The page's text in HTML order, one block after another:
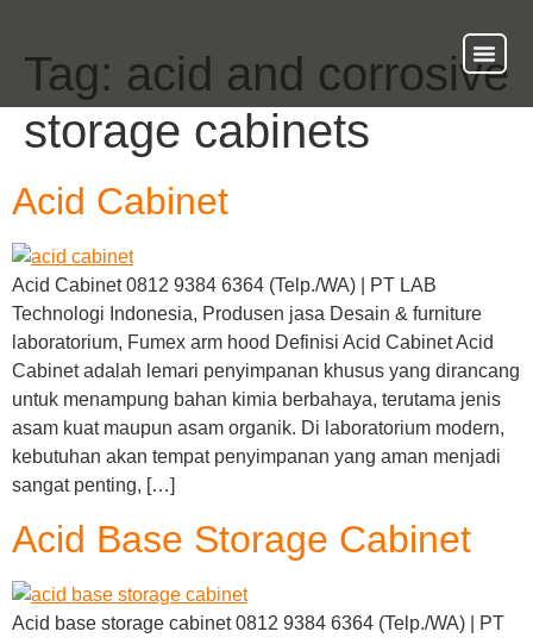
Tag: acid and corrosive
storage cabinets
Acid Cabinet
Acid Cabinet 0812 9384 6364 (Telp./WA) | PT LAB
Technologi Indonesia, Produsen jasa Desain & furniture
laboratorium, Fumex arm hood Definisi Acid Cabinet Acid
Cabinet adalah lemari penyimpanan khusus yang dirancang
untuk menampung bahan kimia berbahaya, terutama jenis
asam kuat maupun asam organik. Di laboratorium modern,
kebutuhan akan tempat penyimpanan yang aman menjadi
sangat penting, […]
Acid Base Storage Cabinet
Acid base storage cabinet 0812 9384 6364 (Telp./WA) | PT